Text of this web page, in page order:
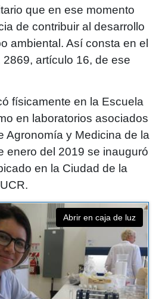
que en ese momento
de contribuir al desarrollo
ambiental. Así consta en el
artículo 16, de ese
físicamente en la Escuela
en laboratorios asociados
Agronomía y Medicina de la
enero del 2019 se inauguró
en la Ciudad de la
Abrir en caja de luz